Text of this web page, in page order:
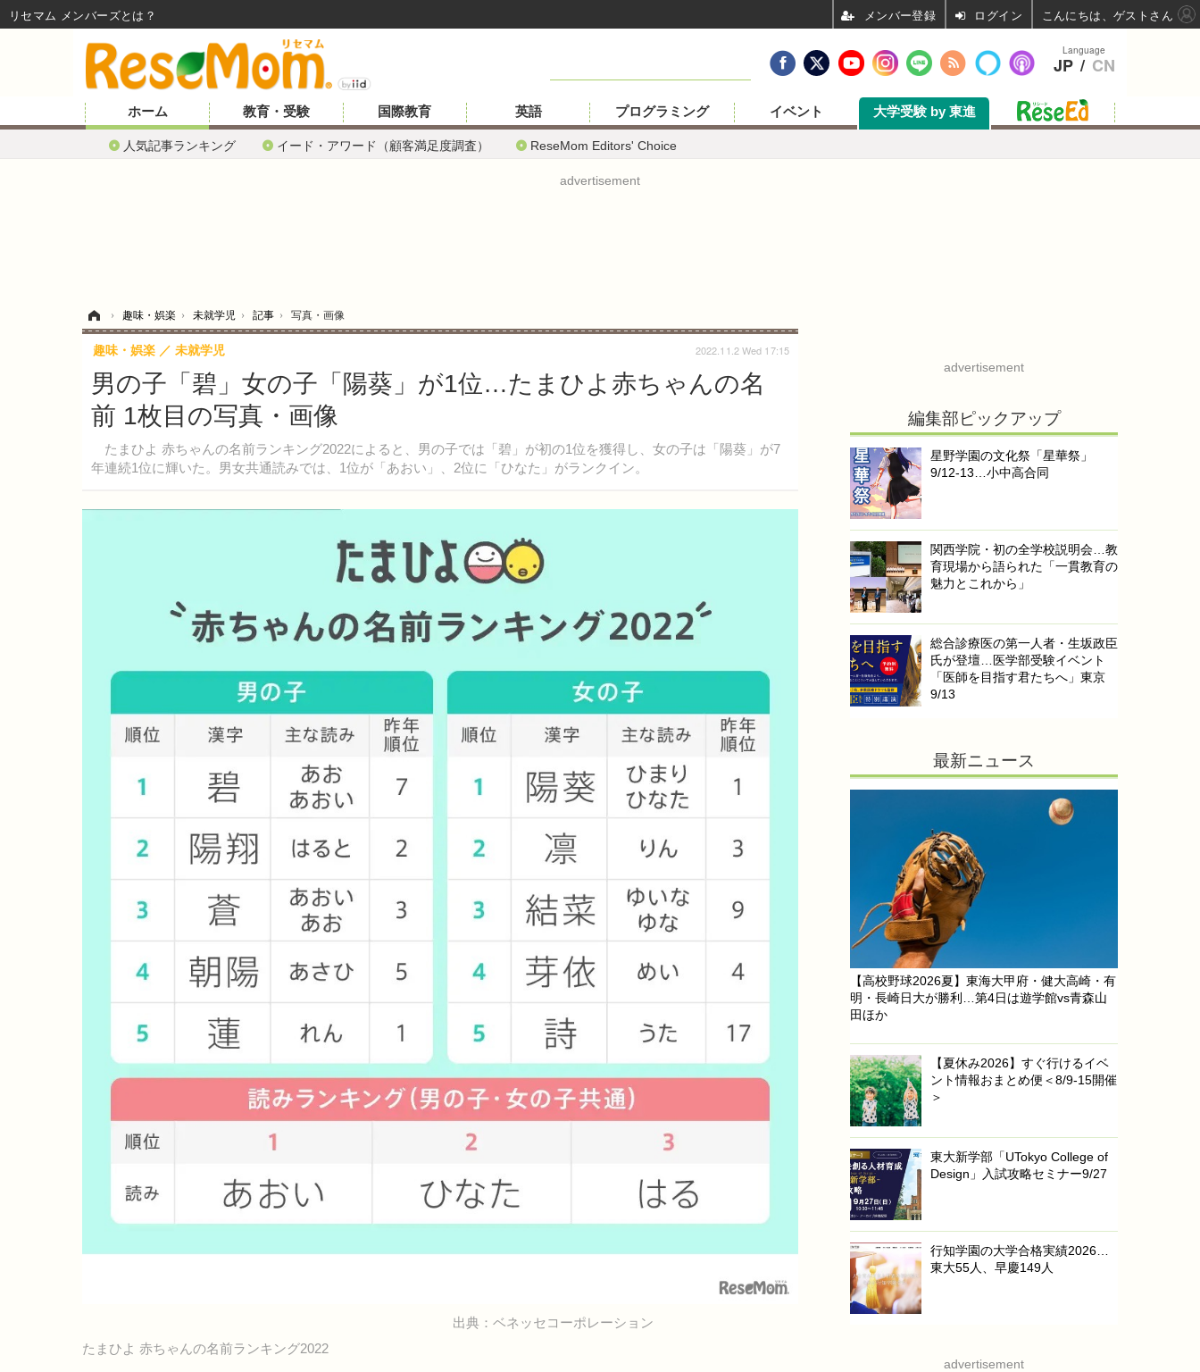
ホーム
人気記事ランキング イード・アワード（顧客満足度調査） ReseMom Editors' Choice
教育・受験 国際教育 英語 プログラミング イベント 大学受験 by 東進
advertisement
› 趣味・娯楽 › 未就学児 › 記事 › 写真・画像
男の子「碧」女の子「陽葵」が1位…たまひよ赤ちゃんの名
前 1枚目の写真・画像
たまひよ 赤ちゃんの名前ランキング2022によると、男の子では「碧」が初の1位を獲得し、女の子は「陽葵」が7
年連続1位に輝いた。男女共通読みでは、1位が「あおい」、2位に「ひなた」がランクイン。
趣味・娯楽 未就学児 2022.11.2 Wed 17:15
出典：ベネッセコーポレーション
たまひよ 赤ちゃんの名前ランキング2022
advertisement
編集部ピックアップ
星野学園の文化祭「星華祭」
9/12-13…小中高合同
関西学院・初の全学校説明会…教
育現場から語られた「一貫教育の
魅力とこれから」
総合診療医の第一人者・生坂政臣
氏が登壇…医学部受験イベント
「医師を目指す君たちへ」東京
9/13
最新ニュース
【高校野球2026夏】東海大甲府・健大高崎・有
明・長崎日大が勝利…第4日は遊学館vs青森山
田ほか
【夏休み2026】すぐ行けるイベ
ント情報おまとめ便＜8/9-15開催
＞
東大新学部「UTokyo College of
Design」入試攻略セミナー9/27
行知学園の大学合格実績2026…
東大55人、早慶149人
advertisement
Language
JP / CN
リセマム メンバーズ ログイン こんにちは、ゲストさん